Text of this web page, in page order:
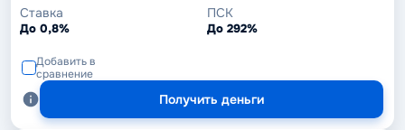
Ставка
До 0,8%
ПСК
До 292%
Добавить в
сравнение
Получить деньги